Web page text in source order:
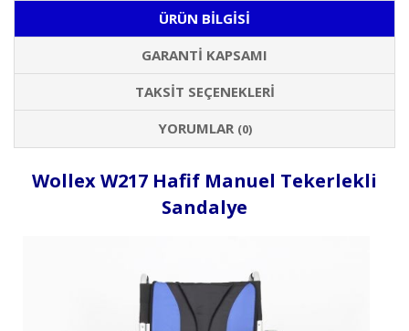
ÜRÜN BILGISI
GARANTI KAPSAMI
TAKSIT SEÇENEKLERI
YORUMLAR (0)
Wollex W217 Hafif Manuel Tekerlekli
Sandalye